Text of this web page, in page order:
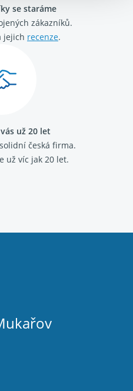
se staráme
zákazníků.
jejich recenze.
už 20 let
česká firma.
už víc jak 20 let.